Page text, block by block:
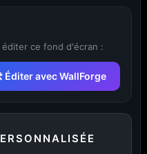
ce fond d'écran :
Éditer avec WallForge